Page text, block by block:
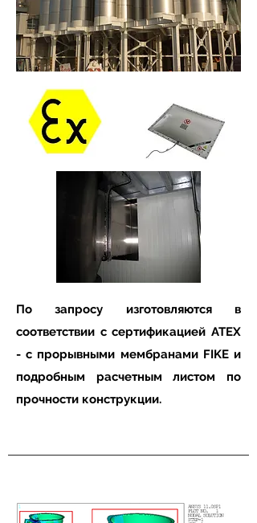
По запросу изготовляются в
соответствии с сертификацией ATEX
- с прорывными мембранами FIKE и
подробным расчетным листом по
прочности конструкции.